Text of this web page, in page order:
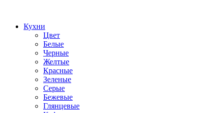
Кухни
Цвет
Белые
Черные
Желтые
Красные
Зеленые
Серые
Бежевые
Глянцевые